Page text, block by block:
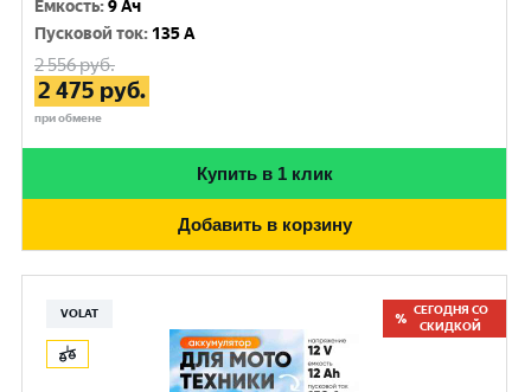
Емкость:9 Ач
Пусковой ток: 135 A
2 556руб.
2 475 руб.
при обмене
Купить в 1 клик
Добавить в корзину
VOLAT
СЕГОДНЯ СО
СКИДКОЙ